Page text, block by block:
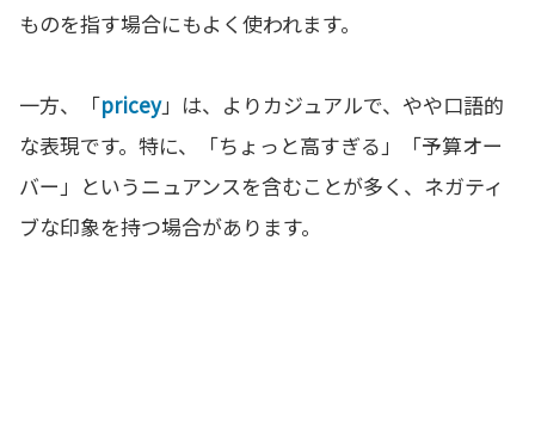
ものを指す場合にもよく使われます。
一方、「pricey」は、よりカジュアルで、やや口語的
な表現です。特に、「ちょっと高すぎる」「予算オー
バー」というニュアンスを含むことが多く、ネガティ
ブな印象を持つ場合があります。